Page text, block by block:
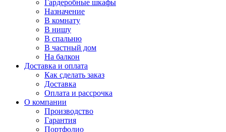
Гардеробные шкафы
Назначение
В комнату
В нишу
В спальню
В частный дом
На балкон
Доставка и оплата
Как сделать заказ
Доставка
Оплата и рассрочка
О компании
Производство
Гарантия
Портфолио